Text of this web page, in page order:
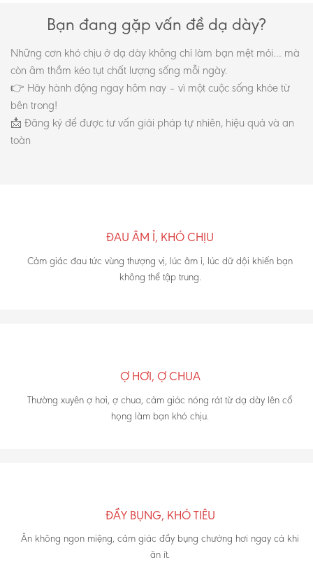
Bạn đang gặp vấn đề dạ dày?
Những cơn khó chịu ở dạ dày không chỉ làm bạn mệt mỏi… mà
còn âm thầm kéo tụt chất lượng sống mỗi ngày.
👉 Hãy hành động ngay hôm nay – vì một cuộc sống khỏe từ
bên trong!
📩 Đăng ký để được tư vấn giải pháp tự nhiên, hiệu quả và an
toàn
ĐAU ÂM Ỉ, KHÓ CHỊU
Cảm giác đau tức vùng thượng vị, lúc âm ỉ, lúc dữ dội khiến bạn
không thể tập trung.
Ợ HƠI, Ợ CHUA
Thường xuyên ợ hơi, ợ chua, cảm giác nóng rát từ dạ dày lên cổ
họng làm bạn khó chịu.
ĐẦY BỤNG, KHÓ TIÊU
Ăn không ngon miệng, cảm giác đầy bụng chướng hơi ngay cả khi
ăn ít.